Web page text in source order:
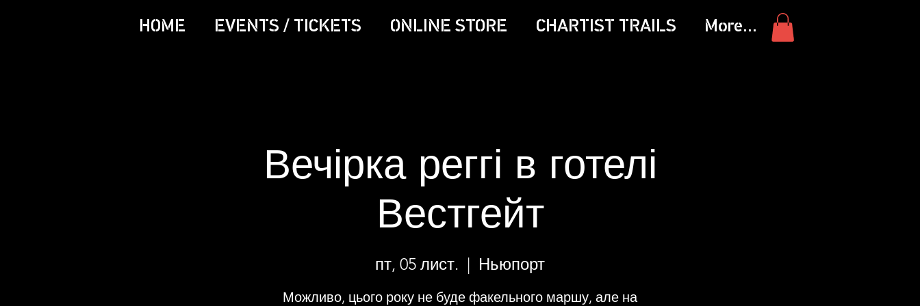
HOME EVENTS / TICKETS ONLINE STORE CHARTIST TRAILS More...
Вечірка реггі в готелі
Вестгейт
пт, 05 лист.
  |
Ньюпорт
Можливо, цього року не буде факельного маршу, але на